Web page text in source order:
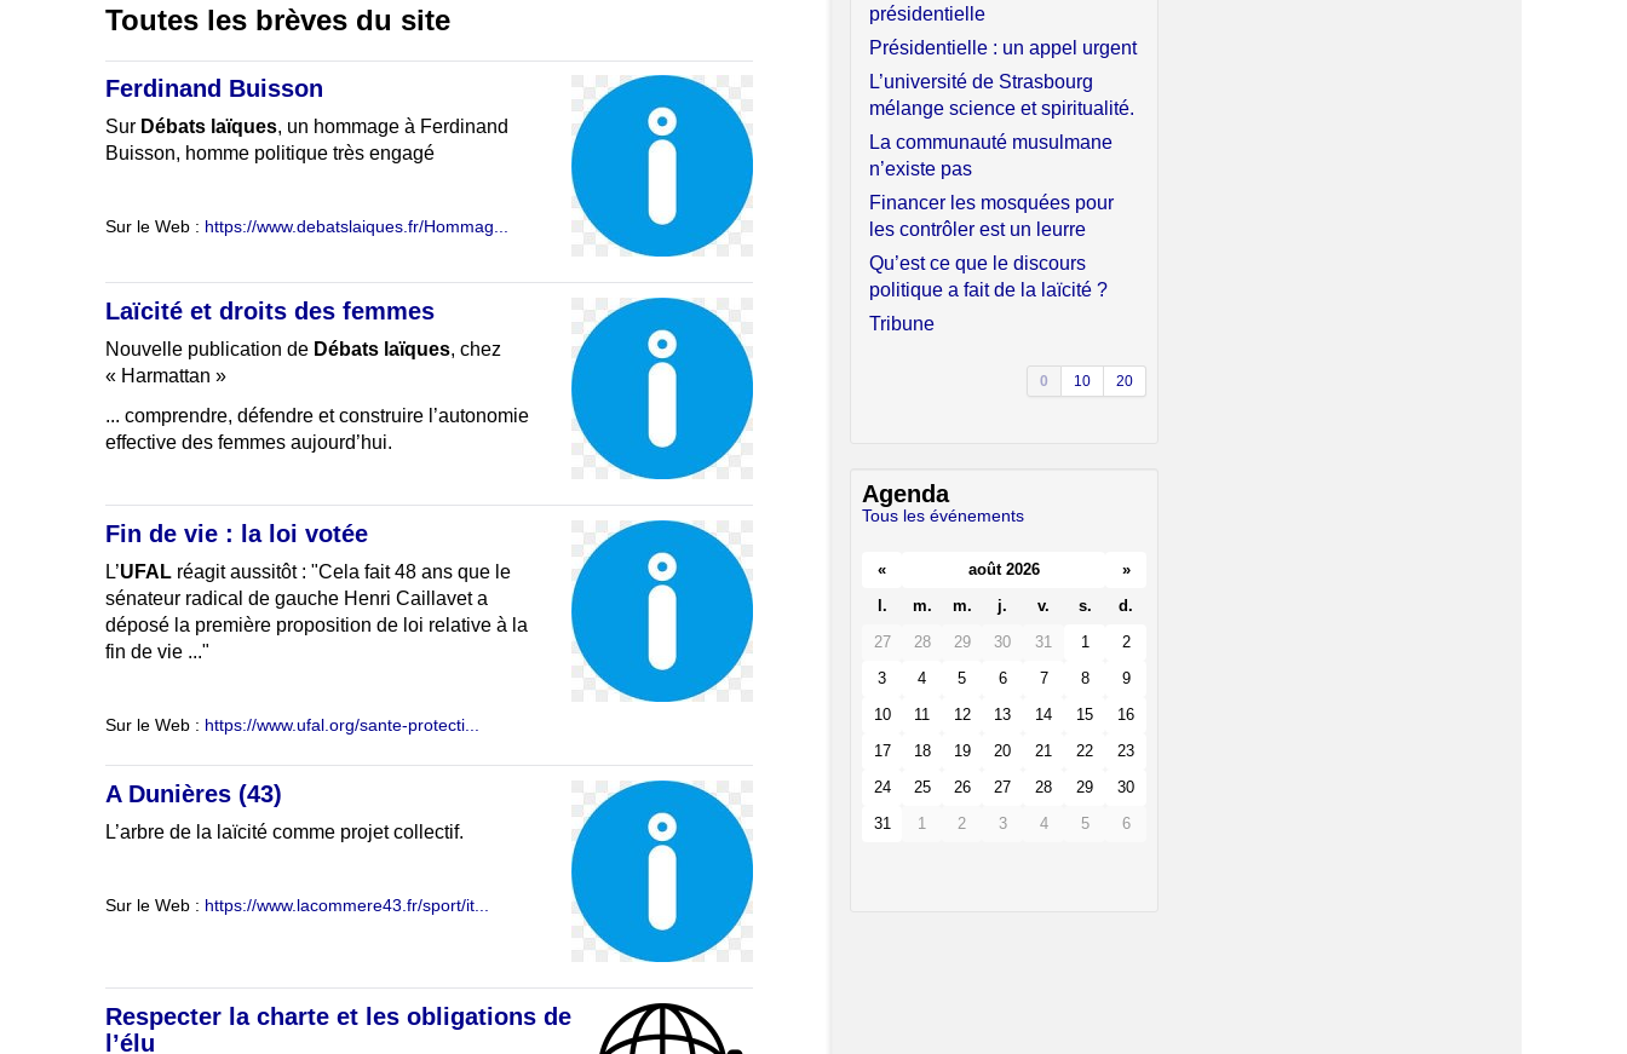
Toutes les brèves du site
Ferdinand Buisson
Sur Débats laïques, un hommage à Ferdinand
Buisson, homme politique très engagé
Sur le Web : https://www.debatslaiques.fr/Hommag...
Laïcité et droits des femmes
Nouvelle publication de Débats laïques, chez
« Harmattan »
... comprendre, défendre et construire l’autonomie
effective des femmes aujourd’hui.
Fin de vie : la loi votée
L’UFAL réagit aussitôt : "Cela fait 48 ans que le
sénateur radical de gauche Henri Caillavet a
déposé la première proposition de loi relative à la
fin de vie ..."
Sur le Web : https://www.ufal.org/sante-protecti...
A Dunières (43)
L’arbre de la laïcité comme projet collectif.
Sur le Web : https://www.lacommere43.fr/sport/it...
Respecter la charte et les obligations de
l’élu
présidentielle
Présidentielle : un appel urgent
L’université de Strasbourg
mélange science et spiritualité.
La communauté musulmane
n’existe pas
Financer les mosquées pour
les contrôler est un leurre
Qu’est ce que le discours
politique a fait de la laïcité ?
Tribune
0 10 20
Agenda
Tous les événements
« août 2026
»
l.
m. m. j. v. s.
d.
27
28 29 30 31 1
2
3
4 5 6 7 8
9
10
11 12 13 14 15
16
17
18 19 20 21 22
23
24
25 26 27 28 29
30
31
1 2 3 4 5 6